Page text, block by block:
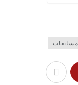
مسابقات